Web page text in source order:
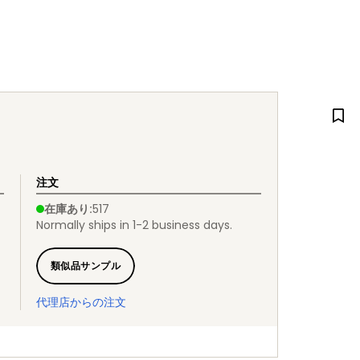
注文
在庫あり :517
Normally ships in 1-2 business days.
類似品サンプル
代理店からの注文